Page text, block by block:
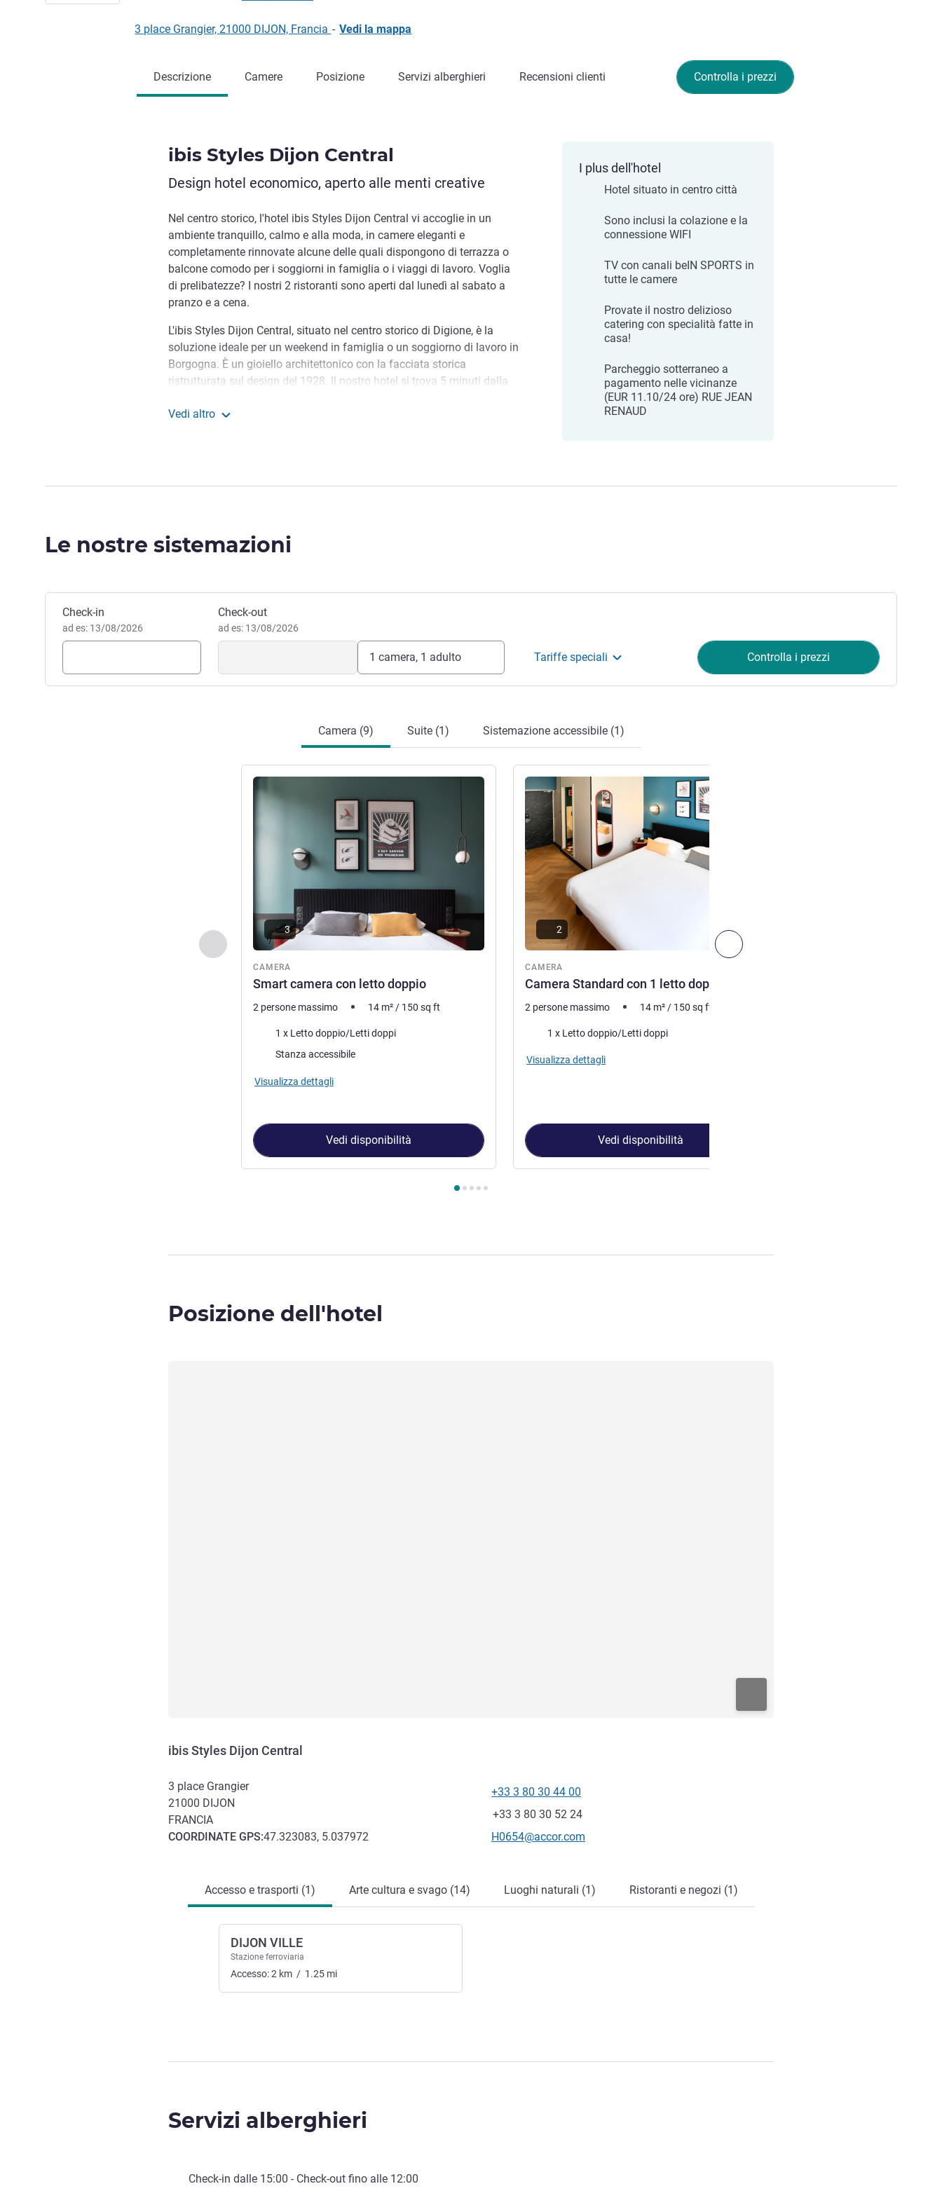
3 place Grangier, 21000 DIJON, Francia - Vedi la mappa
Controlla i prezzi
Descrizione Camere Posizione Servizi alberghieri Recensioni clienti
ibis Styles Dijon Central
Design hotel economico, aperto alle menti creative
Nel centro storico, l'hotel ibis Styles Dijon Central vi accoglie in un
ambiente tranquillo, calmo e alla moda, in camere eleganti e
completamente rinnovate alcune delle quali dispongono di terrazza o
balcone comodo per i soggiorni in famiglia o i viaggi di lavoro. Voglia
di prelibatezze? I nostri 2 ristoranti sono aperti dal lunedì al sabato a
pranzo e a cena.
L'ibis Styles Dijon Central, situato nel centro storico di Digione, è la
soluzione ideale per un weekend in famiglia o un soggiorno di lavoro in
Borgogna. È un gioiello architettonico con la facciata storica
ristrutturata sul design del 1928. Il nostro hotel si trova 5 minuti dalla
La Città internazionale della gastronomia e del vino è 15 minuti a piedi.
un caloroso benvenuto.
Vedi altro
I plus dell'hotel
Hotel situato in centro città
Sono inclusi la colazione e la
connessione WIFI
TV con canali beIN SPORTS in
tutte le camere
Provate il nostro delizioso
catering con specialità fatte in
casa!
Parcheggio sotterraneo a
pagamento nelle vicinanze
(EUR 11.10/24 ore) RUE JEAN
RENAUD
Le nostre sistemazioni
Prenota questo hotel
Check-in
ad es: 13/08/2026
Check-out
ad es: 13/08/2026
1 camera, 1 adulto Tariffe speciali Controlla i prezzi
Camera (9) Suite (1) Sistemazione accessibile (1)
Precedente - Camera Successivo - Camera
CAMERA
Smart camera con letto doppio
Visualizza dettagli
3
2 persone massimo 14 m² / 150 sq ft
Biancheria da letto
1 x Letto doppio/Letti doppi
Stanza accessibile
Visualizza dettagli
Vedi disponibilità
CAMERA
Camera Standard con 1 letto doppio
Visualizza dettagli
2
2 persone massimo 14 m² / 150 sq ft
Biancheria da letto
1 x Letto doppio/Letti doppi
Visualizza dettagli
Vedi disponibilità
Posizione dell'hotel
ibis Styles Dijon Central
3 place Grangier
21000 DIJON
FRANCIA
COORDINATE GPS:47.323083, 5.037972
Telefono
+33 3 80 30 44 00
Fax
+33 3 80 30 52 24
E-mail di contatto
H0654@accor.com
Accesso e trasporti (1) Arte cultura e svago (14) Luoghi naturali (1) Ristoranti e negozi (1)
DIJON VILLE
Stazione ferroviaria
Accesso:2 km / 1.25 mi
Servizi alberghieri
Check-in dalle 15:00 - Check-out fino alle 12:00